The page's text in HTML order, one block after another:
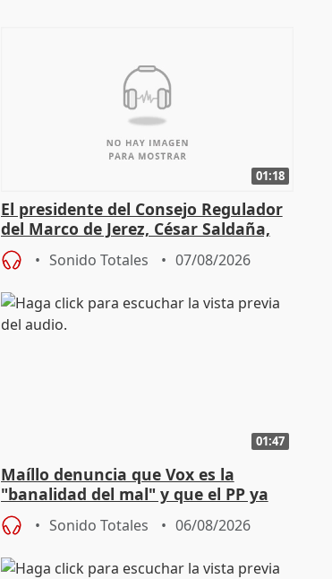
01:18
El presidente del Consejo Regulador
del Marco de Jerez, César Saldaña,
sobre exportaciones
Sonido Totales 07/08/2026
01:47
Maíllo denuncia que Vox es la
"banalidad del mal" y que el PP ya
asume todas sus tesis
Sonido Totales 06/08/2026